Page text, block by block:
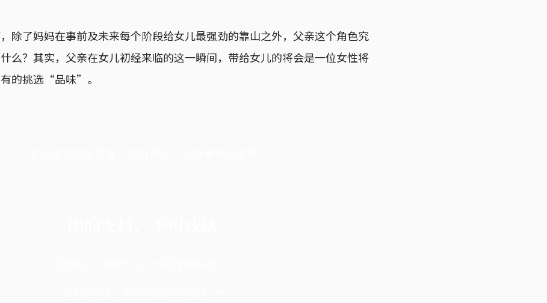
除了妈妈在事前及未来每个阶段给女儿最强劲的靠山之外，父亲这个角色究
么？其实，父亲在女儿初经来临的这一瞬间，带给女儿的将会是一位女性将
的挑选“品味”。